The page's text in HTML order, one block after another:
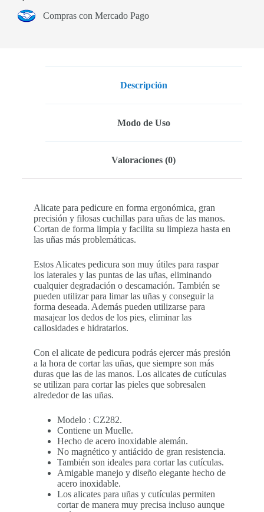
Compras con Mercado Pago
Descripción
Modo de Uso
Valoraciones (0)
Alicate para pedicure en forma ergonómica, gran
precisión y filosas cuchillas para uñas de las manos.
Cortan de forma limpia y facilita su limpieza hasta en
las uñas más problemáticas.
Estos Alicates pedicura son muy útiles para raspar
los laterales y las puntas de las uñas, eliminando
cualquier degradación o descamación. También se
pueden utilizar para limar las uñas y conseguir la
forma deseada. Además pueden utilizarse para
masajear los dedos de los pies, eliminar las
callosidades e hidratarlos.
Con el alicate de pedicura podrás ejercer más presión
a la hora de cortar las uñas, que siempre son más
duras que las de las manos. Los alicates de cutículas
se utilizan para cortar las pieles que sobresalen
alrededor de las uñas.
Modelo : CZ282.
Contiene un Muelle.
Hecho de acero inoxidable alemán.
No magnético y antiácido de gran resistencia.
También son ideales para cortar las cutículas.
Amigable manejo y diseño elegante hecho de
acero inoxidable.
Los alicates para uñas y cutículas permiten
cortar de manera muy precisa incluso aunque